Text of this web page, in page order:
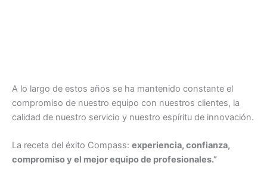
A lo largo de estos años se ha mantenido constante el
compromiso de nuestro equipo con nuestros clientes, la
calidad de nuestro servicio y nuestro espíritu de innovación.
La receta del éxito Compass: experiencia, confianza,
compromiso y el mejor equipo de profesionales.”